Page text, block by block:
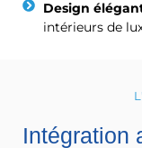
Design
intérieurs de
Intégration